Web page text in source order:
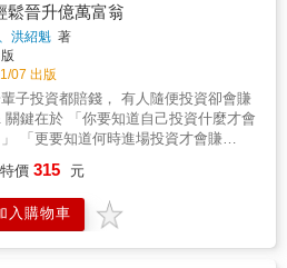
鬆晉升億萬富翁
洪紹魁 著
07 出版
資都賠錢， 有人隨便投資卻會賺
才會賺
投資災難？
斗數也沒關係，簡單六步驟給您專屬
，投資一定要懂的
特價 315 元
入購物車